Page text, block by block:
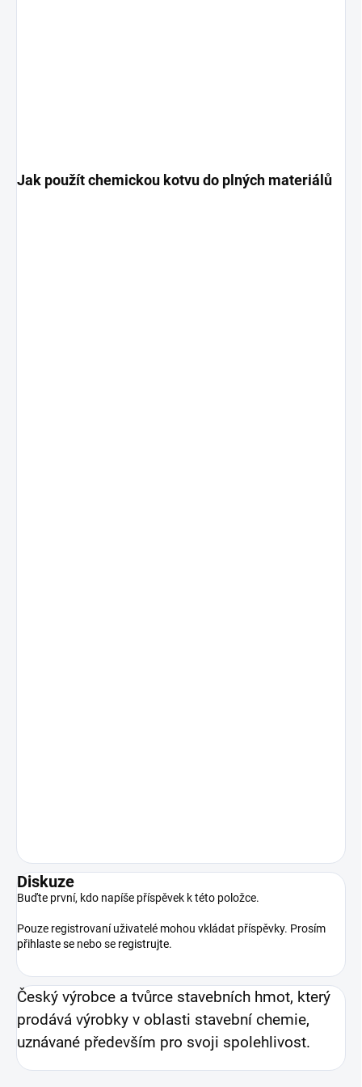
Jak použít chemickou kotvu do plných materiálů
Diskuze
Buďte první, kdo napíše příspěvek k této položce.
Pouze registrovaní uživatelé mohou vkládat příspěvky. Prosím
přihlaste se nebo se registrujte.
Český výrobce a tvůrce stavebních hmot, který
prodává výrobky v oblasti stavební chemie,
uznávané především pro svoji spolehlivost.